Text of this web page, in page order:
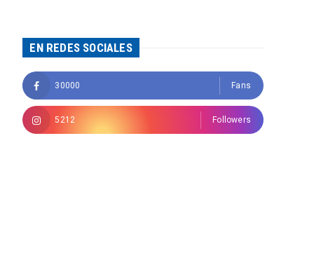
EN REDES SOCIALES
30000 Fans
5212 Followers